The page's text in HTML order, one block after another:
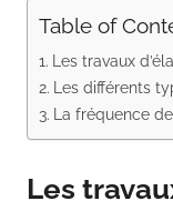
Table of
Les travaux
Les différents
La fréquence
Les